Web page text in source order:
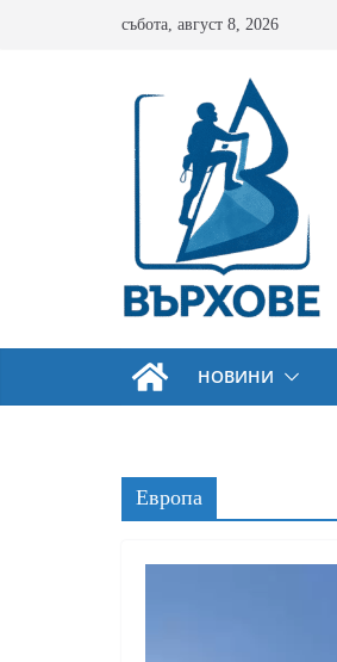
събота, август 8, 2026
НОВИНИ
Европа